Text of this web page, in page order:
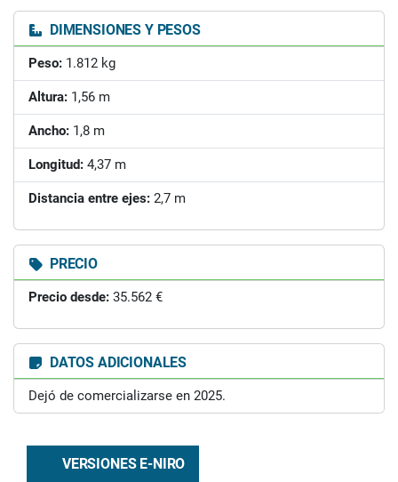
DIMENSIONES Y PESOS
Peso: 1.812 kg
Altura: 1,56 m
Ancho: 1,8 m
Longitud: 4,37 m
Distancia entre ejes: 2,7 m
PRECIO
Precio desde: 35.562 €
DATOS ADICIONALES
Dejó de comercializarse en 2025.
VERSIONES E-NIRO